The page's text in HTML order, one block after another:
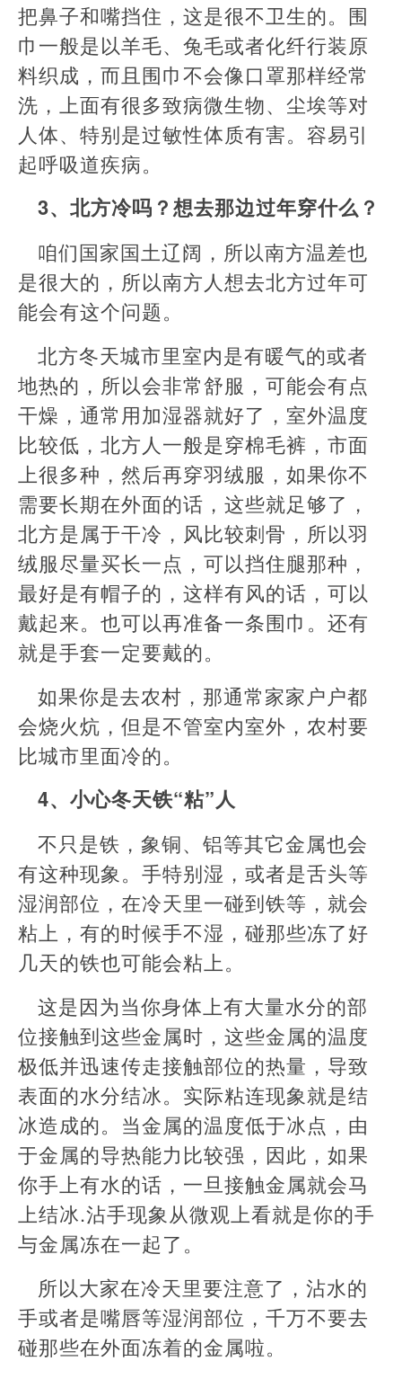
把鼻子和嘴挡住，这是很不卫生的。围
巾一般是以羊毛、兔毛或者化纤行装原
料织成，而且围巾不会像口罩那样经常
洗，上面有很多致病微生物、尘埃等对
人体、特别是过敏性体质有害。容易引
起呼吸道疾病。
3、北方冷吗？想去那边过年穿什么？
咱们国家国土辽阔，所以南方温差也
是很大的，所以南方人想去北方过年可
能会有这个问题。
北方冬天城市里室内是有暖气的或者
地热的，所以会非常舒服，可能会有点
干燥，通常用加湿器就好了，室外温度
比较低，北方人一般是穿棉毛裤，市面
上很多种，然后再穿羽绒服，如果你不
需要长期在外面的话，这些就足够了，
北方是属于干冷，风比较刺骨，所以羽
绒服尽量买长一点，可以挡住腿那种，
最好是有帽子的，这样有风的话，可以
戴起来。也可以再准备一条围巾。还有
就是手套一定要戴的。
如果你是去农村，那通常家家户户都
会烧火炕，但是不管室内室外，农村要
比城市里面冷的。
4、小心冬天铁“粘”人
不只是铁，象铜、铝等其它金属也会
有这种现象。手特别湿，或者是舌头等
湿润部位，在冷天里一碰到铁等，就会
粘上，有的时候手不湿，碰那些冻了好
几天的铁也可能会粘上。
这是因为当你身体上有大量水分的部
位接触到这些金属时，这些金属的温度
极低并迅速传走接触部位的热量，导致
表面的水分结冰。实际粘连现象就是结
冰造成的。当金属的温度低于冰点，由
于金属的导热能力比较强，因此，如果
你手上有水的话，一旦接触金属就会马
上结冰.沾手现象从微观上看就是你的手
与金属冻在一起了。
所以大家在冷天里要注意了，沾水的
手或者是嘴唇等湿润部位，千万不要去
碰那些在外面冻着的金属啦。